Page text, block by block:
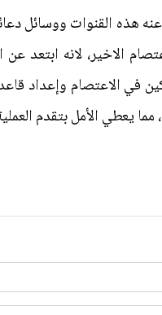
هذه القنوات ووسائل
الاخير، لانه ابتعد
في الاعتصام وإعداد
مما يعطي الأمل بتقدم